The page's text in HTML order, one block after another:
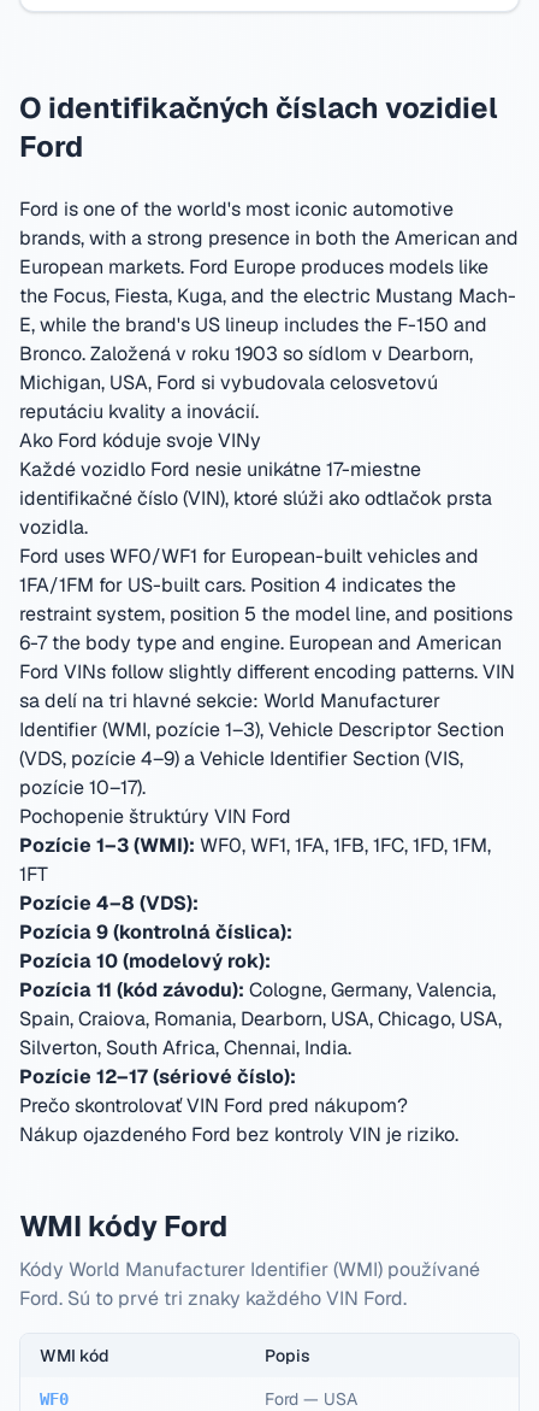
O identifikačných číslach vozidiel
Ford
Ford is one of the world's most iconic automotive
brands, with a strong presence in both the American and
European markets. Ford Europe produces models like
the Focus, Fiesta, Kuga, and the electric Mustang Mach-
E, while the brand's US lineup includes the F-150 and
Bronco.Založená v roku 1903 so sídlom v Dearborn,
Michigan, USA, Ford si vybudovala celosvetovú
reputáciu kvality a inovácií.
Ako Ford kóduje svoje VINy
Každé vozidlo Ford nesie unikátne 17-miestne
identifikačné číslo (VIN), ktoré slúži ako odtlačok prsta
vozidla.
Ford uses WF0/WF1 for European-built vehicles and
1FA/1FM for US-built cars. Position 4 indicates the
restraint system, position 5 the model line, and positions
6-7 the body type and engine. European and American
Ford VINs follow slightly different encoding patterns.VIN
sa delí na tri hlavné sekcie: World Manufacturer
Identifier (WMI, pozície 1–3), Vehicle Descriptor Section
(VDS, pozície 4–9) a Vehicle Identifier Section (VIS,
pozície 10–17).
Pochopenie štruktúry VIN Ford
Pozície 1–3 (WMI): WF0, WF1, 1FA, 1FB, 1FC, 1FD, 1FM,
1FT
Pozície 4–8 (VDS):
Pozícia 9 (kontrolná číslica):
Pozícia 10 (modelový rok):
Pozícia 11 (kód závodu): Cologne, Germany, Valencia,
Spain, Craiova, Romania, Dearborn, USA, Chicago, USA,
Silverton, South Africa, Chennai, India.
Pozície 12–17 (sériové číslo):
Prečo skontrolovať VIN Ford pred nákupom?
Nákup ojazdeného Ford bez kontroly VIN je riziko.
WMI kódy Ford
Kódy World Manufacturer Identifier (WMI) používané
Ford. Sú to prvé tri znaky každého VIN Ford.
WMI kód Popis
WF0 Ford — USA